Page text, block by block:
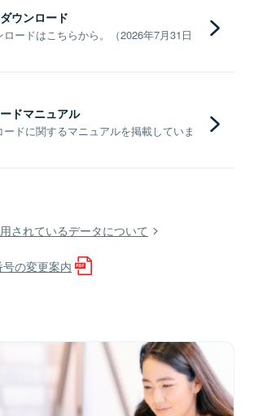
ウンロード
ードはこちらから。（2026年7月31日
ドマニュアル
ドに関するマニュアルを掲載していま
されているデータについて
の変更案内